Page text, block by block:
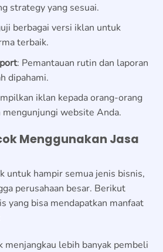
strategy yang sesuai.
berbagai versi iklan untuk
terbaik.
: Pemantauan rutin dan laporan
dipahami.
iklan kepada orang-orang
mengunjungi website Anda.
Menggunakan Jasa
untuk hampir semua jenis bisnis,
perusahaan besar. Berikut
yang bisa mendapatkan manfaat
menjangkau lebih banyak pembeli